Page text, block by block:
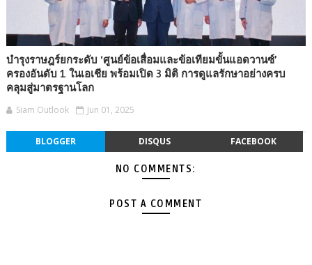
บำรุงราษฎร์ยกระดับ ‘ศูนย์ข้อเสื่อมและข้อเทียมขั้นแอดวานซ์’
ครองอันดับ 1 ในเอเชีย พร้อมเปิด 3 มิติ การดูแลรักษาอย่างครบ
คลุมสู่มาตรฐานโลก
Siam Outlook Jun 01, 2025
BLOGGER DISQUS FACEBOOK
NO COMMENTS:
POST A COMMENT